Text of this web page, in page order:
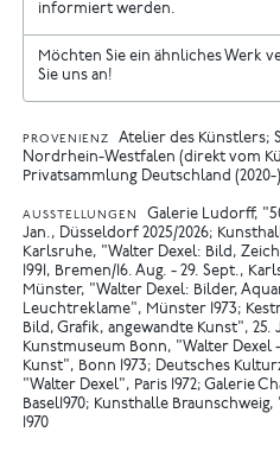
informiert werden.
Möchten Sie ein ähnliches Werk
Sie uns an!
PROVENIENZ
Atelier des Künstlers;
Nordrhein-Westfalen (direkt vom
Privatsammlung Deutschland (2020-)
AUSSTELLUNGEN
Galerie Ludorff,
Jan., Düsseldorf 2025/2026
Karlsruhe, "Walter Dexel: Bild,
1991, Bremen/16. Aug. - 29. Sept.,
Münster, "Walter Dexel: Bilder,
Leuchtreklame", Münster 1973
Bild, Grafik, angewandte Kunst", 25.
Kunstmuseum Bonn, "Walter Dexel
Kunst", Bonn 1973
Deutsches
"Walter Dexel", Paris 1972 Galerie
Basel1970
Kunsthalle
1970